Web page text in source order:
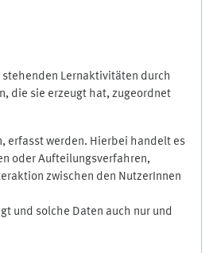
stehenden Lernaktivitäten durch
die sie erzeugt hat, zugeordnet
erfasst werden. Hierbei handelt es
oder Aufteilungsverfahren,
zwischen den NutzerInnen
und solche Daten auch nur und